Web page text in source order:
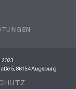
5, 86154 Augsburg